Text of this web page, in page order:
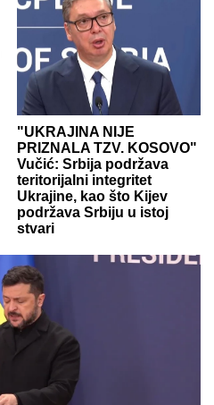
"UKRAJINA NIJE
PRIZNALA TZV. KOSOVO"
Vučić: Srbija podržava
teritorijalni integritet
Ukrajine, kao što Kijev
podržava Srbiju u istoj
stvari